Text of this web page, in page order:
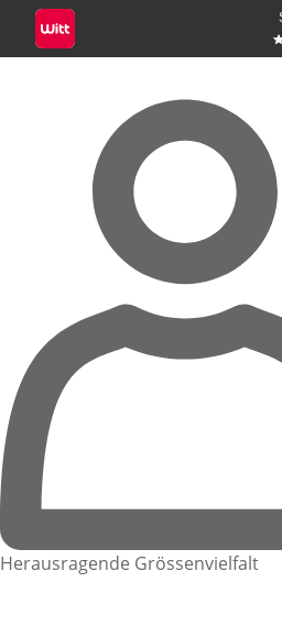
Herausragende Grössenvielfalt